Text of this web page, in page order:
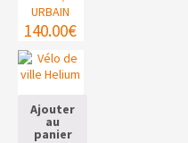
URBAIN
140.00€
Ajouter
au
panier